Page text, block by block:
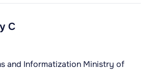
C
and Informatization Ministry of